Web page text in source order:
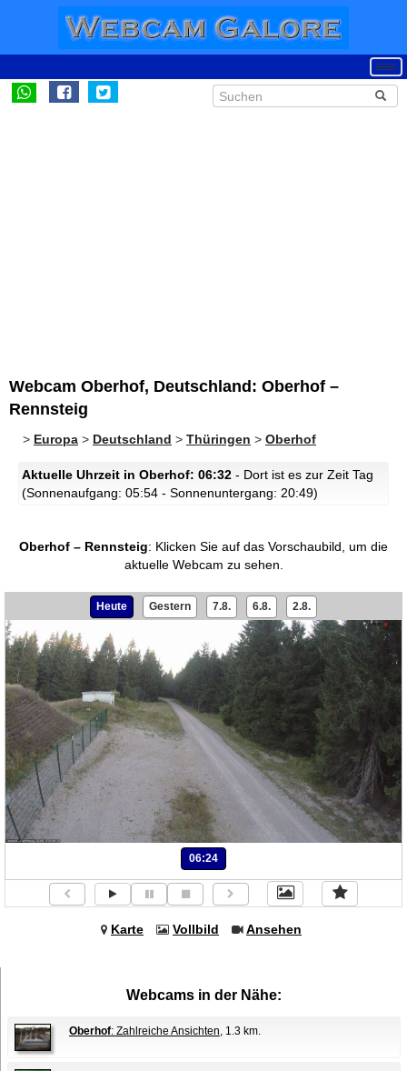
Webcam Oberhof, Deutschland: Oberhof –
Rennsteig
> Europa > Deutschland > Thüringen > Oberhof
Aktuelle Uhrzeit in Oberhof: 06:32 - Dort ist es zur Zeit Tag
(Sonnenaufgang: 05:54 - Sonnenuntergang: 20:49)
Oberhof – Rennsteig: Klicken Sie auf das Vorschaubild, um die
aktuelle Webcam zu sehen.
Heute Gestern 7.8. 6.8. 2.8.
06:24
Karte Vollbild Ansehen
Webcams in der Nähe:
Oberhof: Zahlreiche Ansichten, 1.3 km.